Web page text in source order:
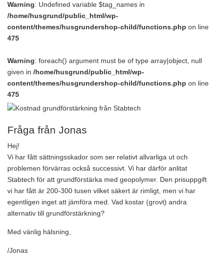
Warning: Undefined variable $tag_names in
/home/husgrund/public_html/wp-
content/themes/husgrundershop-child/functions.php on line
475
Warning: foreach() argument must be of type array|object, null
given in /home/husgrund/public_html/wp-
content/themes/husgrundershop-child/functions.php on line
475
Fråga från Jonas
Hej!
Vi har fått sättningsskador som ser relativt allvarliga ut och
problemen förvärras också successivt. Vi har därför anlitat
Stabtech för att grundförstärka med geopolymer. Den prisuppgift
vi har fått är 200-300 tusen vilket säkert är rimligt, men vi har
egentligen inget att jämföra med. Vad kostar (grovt) andra
alternativ till grundförstärkning?
Med vänlig hälsning,
/Jonas